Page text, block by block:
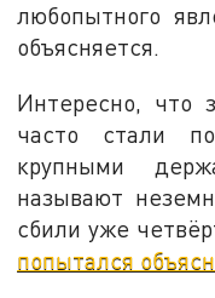
любопытного
объясняется.
Интересно, что
часто стали
крупными
называют
сбили уже
попытался